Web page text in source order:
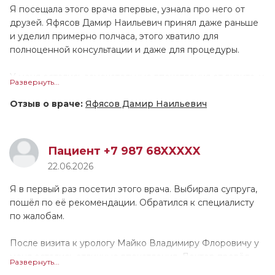
Люции Ринатовны вполне располагающая. После
диагностики нужно будет прийти на повторный приём.
Я могла бы порекомендовать данного специалиста
другим людям.
Я посещала этого врача впервые, узнала про него от
друзей. Яфясов Дамир Наильевич принял даже раньше
и уделил примерно полчаса, этого хватило для
полноценной консультации и даже для процедуры.
У меня остались замечательные впечатления от визита, у
Дамир Наильевич выслушал, изучил все документы и
грамотно и понятно расписал терапию, указал
дозировки и кратность применения препаратов. По
ощущениям, он работал аккуратно, дискомфорта я не
заметила. Врач показался тактичным и дружелюбным в
общении, а также вежливым. Он ответил на все вопросы,
при этом не отвлекался и не покидал кабинет. Считаю,
бы посоветовала его друзьям и знакомым, замечаний или
Развернуть...
Отзыв о враче: Яфясов Дамир Наильевич
Пациент +7 987 68XXXXX
22.06.2026
Я в первый раз посетил этого врача. Выбирала супруга,
пошёл по её рекомендации. Обратился к специалисту
по жалобам.
После визита к урологу Майко Владимиру Флоровичу у
меня остались отличные впечатления. Доктор провёл
Развернуть...